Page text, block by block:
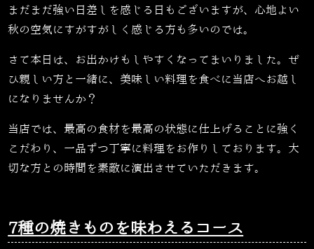
まだまだ強い日差しを感じる日もございますが、心地よい
秋の空気にすがすがしく感じる方も多いのでは。
さて本日は、お出かけもしやすくなってまいりました。ぜ
ひ親しい方と一緒に、美味しい料理を食べに当店へお越し
になりませんか？
当店では、最高の食材を最高の状態に仕上げることに強く
こだわり、一品ずつ丁寧に料理をお作りしております。大
切な方との時間を素敵に演出させていただきます。
7種の焼きものを味わえるコース